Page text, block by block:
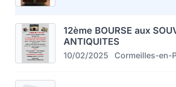
12ème BOURSE aux
ANTIQUITES
10/02/2025 Cormeilles-en-